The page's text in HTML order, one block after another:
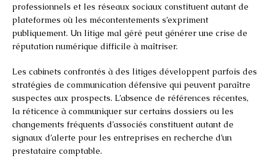
professionnels et les réseaux sociaux constituent autant de
plateformes où les mécontentements s’expriment
publiquement. Un litige mal géré peut générer une crise de
réputation numérique difficile à maîtriser.
Les cabinets confrontés à des litiges développent parfois des
stratégies de communication défensive qui peuvent paraître
suspectes aux prospects. L’absence de références récentes,
la réticence à communiquer sur certains dossiers ou les
changements fréquents d’associés constituent autant de
signaux d’alerte pour les entreprises en recherche d’un
prestataire comptable.